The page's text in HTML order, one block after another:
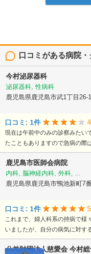
口コミがある病院
今村泌尿器科
泌尿器科, 性病科
鹿児島県鹿児島市武1丁目26-
口コミ: 1件 4
現在は午前中のみの診察みたい
たこともありますので急病の際
鹿児島市医師会病院
内科, 脳神経内科, 外科, ...
鹿児島県鹿児島市鴨池新町7
口コミ: 1件 5
これまで、婦人科系の持病で様
いましたが、自分の病気に対す
公益財団法人慈愛会 今村